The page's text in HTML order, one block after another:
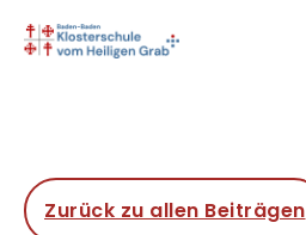
Zurück zu allen Beiträgen